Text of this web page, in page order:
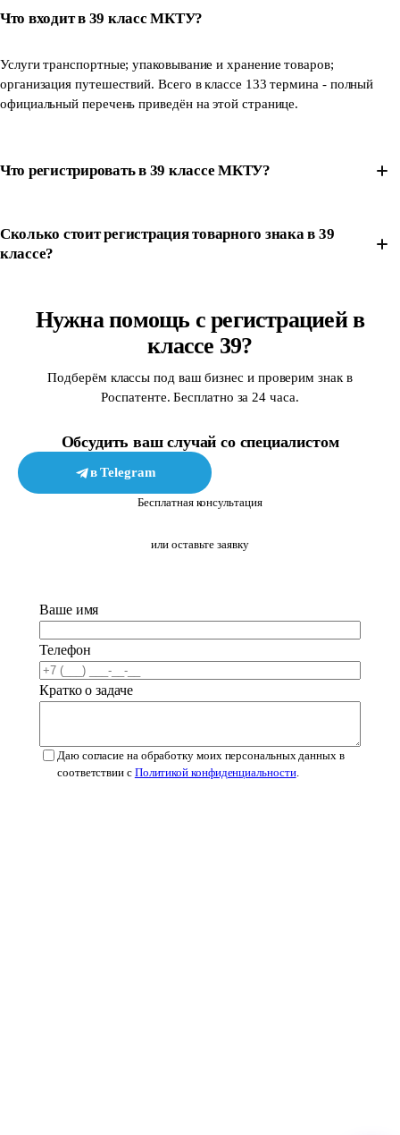
Что входит в 39 класс МКТУ?
Услуги транспортные; упаковывание и хранение товаров;
организация путешествий. Всего в классе 133 термина - полный
официальный перечень приведён на этой странице.
Что регистрировать в 39 классе МКТУ?
Сколько стоит регистрация товарного знака в 39
классе?
Нужна помощь с регистрацией в
классе 39?
Подберём классы под ваш бизнес и проверим знак в
Роспатенте. Бесплатно за 24 часа.
Обсудить ваш случай со специалистом
в Telegram
Бесплатная консультация
или оставьте заявку
Ваше имя
Телефон
Кратко о задаче
Даю согласие на обработку моих персональных данных в
соответствии с Политикой конфиденциальности.